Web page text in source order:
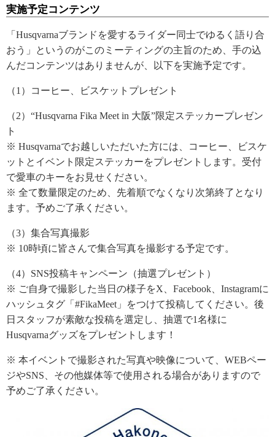
実施予定コンテンツ
「Husqvarnaブランドを愛するライダー同士でゆるく語り合
おう」というのがこのミーティングの主旨のため、手の込
んだコンテンツはありませんが、以下を実施予定です。
（1）コーヒー、ビスケットプレゼント
（2）“Husqvarna Fika Meet in 大阪”限定ステッカープレゼン
ト
※ Husqvarnaでお越しいただいた方には、コーヒー、ビスケ
ットとイベント限定ステッカーをプレゼントします。受付
で愛車のキーをお見せください。
※ 全て数量限定のため、先着順でなくなり次第終了となり
ます。予めご了承ください。
（3）集合写真撮影
※ 10時頃に皆さんで集合写真を撮影する予定です。
（4）SNS投稿キャンペーン（抽選プレゼント）
※ ご自身で撮影した当日の様子をX、Facebook、Instagramに
ハッシュタグ「#FikaMeet」をつけて投稿してください。後
日スタッフが素敵な投稿を選定し、抽選で1名様に
Husqvarnaグッズをプレゼントします！
※ 本イベントで撮影された写真や映像について、WEBペー
ジやSNS、その他媒体等で使用される場合がありますので
予めご了承ください。